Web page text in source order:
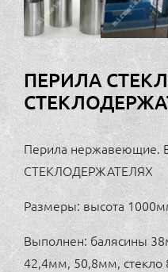
ПЕРИЛА
Перила нержавеющие.
СТЕКЛОДЕРЖАТЕЛЯХ
Размеры: высота
Выполнен: балясины
42,4мм, 50,8мм, стекло